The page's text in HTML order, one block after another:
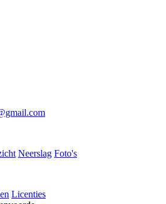
Neerslag Foto's
Licenties